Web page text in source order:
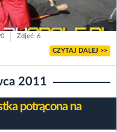
Zdjęć: 6
CZYTAJ DALEJ >>
2011
potrącona na